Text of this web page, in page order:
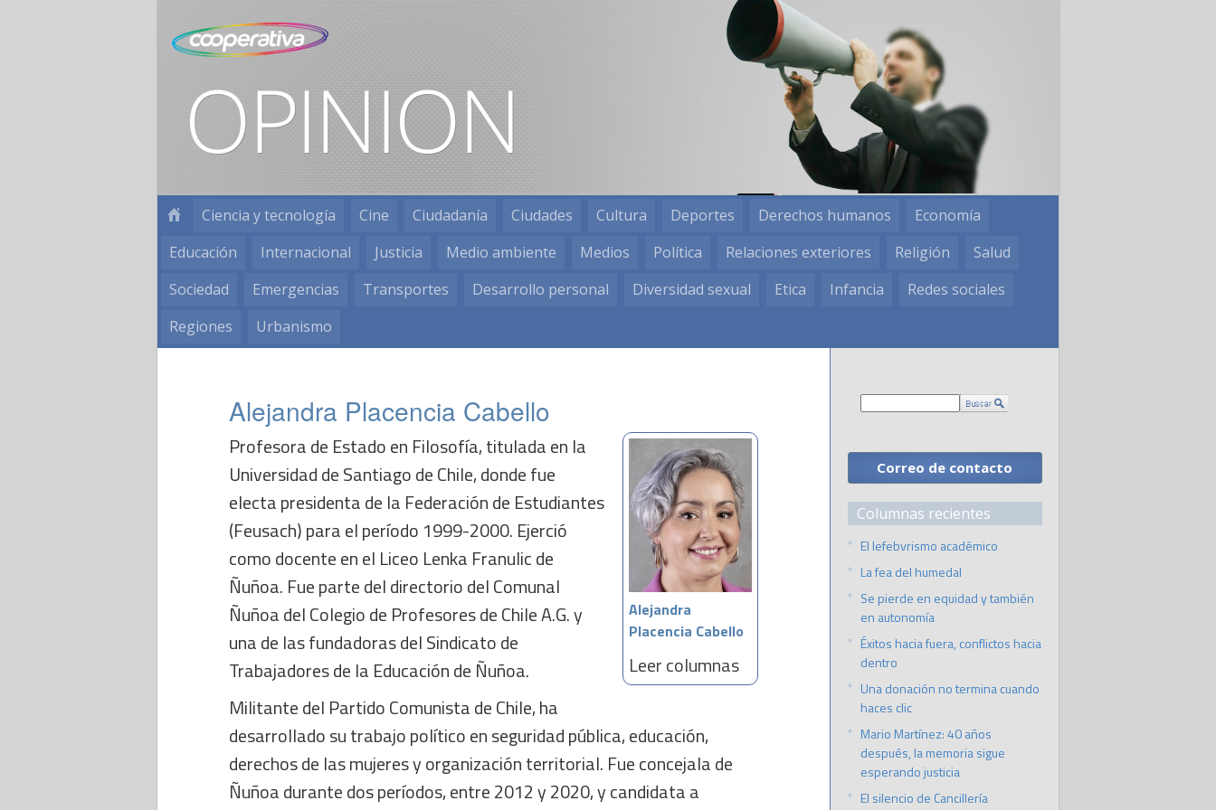
Ciencia y tecnología Cine Ciudadanía Ciudades Cultura Deportes Derechos humanos
Economía
Educación
Internacional Justicia Medio ambiente Medios Política Relaciones exteriores Religión
Salud
Sociedad
Emergencias Transportes Desarrollo personal Diversidad sexual Etica Infancia
Redes sociales
Regiones
Urbanismo
Alejandra Placencia Cabello
Alejandra
Placencia Cabello
Leer columnas
Profesora de Estado en Filosofía, titulada en la
Universidad de Santiago de Chile, donde fue
electa presidenta de la Federación de Estudiantes
(Feusach) para el período 1999-2000. Ejerció
como docente en el Liceo Lenka Franulic de
Ñuñoa. Fue parte del directorio del Comunal
Ñuñoa del Colegio de Profesores de Chile A.G. y
una de las fundadoras del Sindicato de
Trabajadores de la Educación de Ñuñoa.
Militante del Partido Comunista de Chile, ha
desarrollado su trabajo político en seguridad pública, educación,
derechos de las mujeres y organización territorial. Fue concejala de
Ñuñoa durante dos períodos, entre 2012 y 2020, y candidata a
Correo de contacto
Columnas recientes
El lefebvrismo académico
La fea del humedal
Se pierde en equidad y también
en autonomía
Éxitos hacia fuera, conflictos hacia
dentro
Una donación no termina cuando
haces clic
Mario Martínez: 40 años
después, la memoria sigue
esperando justicia
El silencio de Cancillería